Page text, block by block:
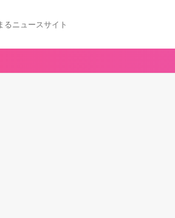
るニュースサイト